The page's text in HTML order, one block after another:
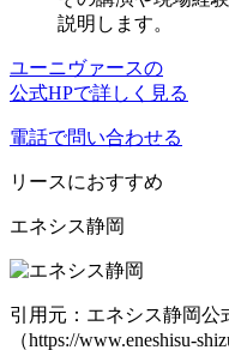
説明 します。
ユーニヴァースの
公式HPで詳しく見る
電話で問い合わせる
リースにおすすめ
エネシス静岡
引用元：エネシス静岡公
（https://www.eneshisu-